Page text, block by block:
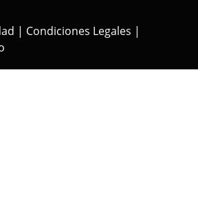
| Condiciones Legales |